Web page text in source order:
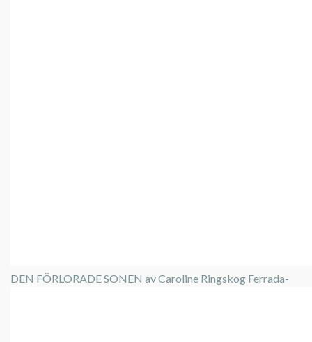
DEN FÖRLORADE SONEN av Caroline Ringskog Ferrada-